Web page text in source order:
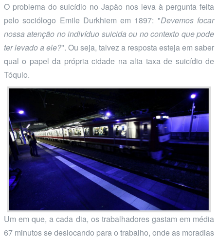
O problema do suicídio no Japão nos leva à pergunta feita
pelo sociólogo Emile Durkhiem em 1897: "Devemos focar
nossa atenção no indivíduo suicida ou no contexto que pode
ter levado a ele?". Ou seja, talvez a resposta esteja em saber
qual o papel da própria cidade na alta taxa de suicídio de
Tóquio.
Um em que, a cada dia, os trabalhadores gastam em média
67 minutos se deslocando para o trabalho, onde as moradias